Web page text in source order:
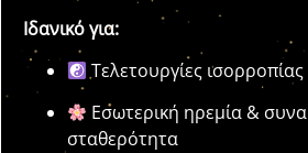
Ιδανικό για:
Τελετουργίες
Εσωτερική ηρεμία &
σταθερότητα